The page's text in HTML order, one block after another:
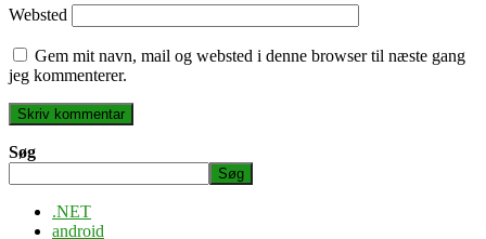
Websted
Gem mit navn, mail og websted i denne browser til næste gang
jeg kommenterer.
Søg
Søg
.NET
android